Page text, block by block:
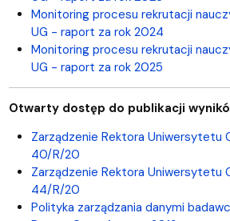
Monitoring procesu rekrutacji
UG - raport za rok 2024
Monitoring procesu rekrutacji
UG - raport za rok 2025
Otwarty dostęp do publikacji
Zarządzenie Rektora Uniwersytetu
40/R/20
Zarządzenie Rektora Uniwersytetu
44/R/20
Polityka zarządzania danymi